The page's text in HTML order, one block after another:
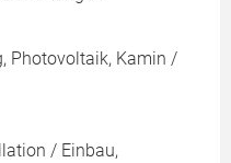
Photovoltaik, Kamin /
/ Einbau,